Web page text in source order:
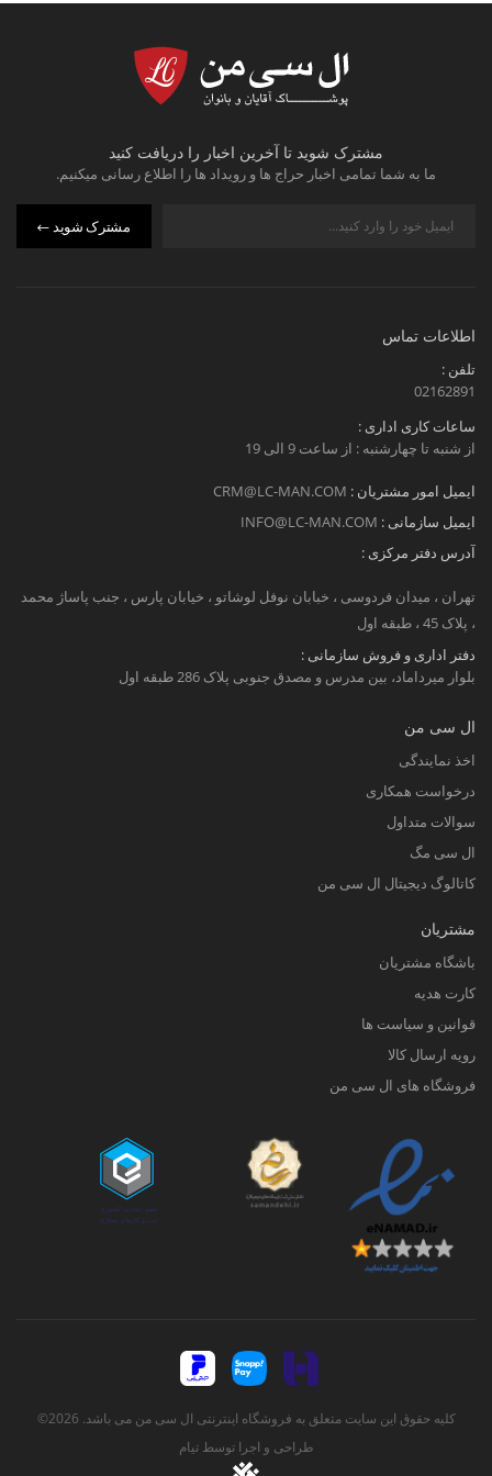
مشترک شوید تا آخرین اخبار را دریافت کنید
ما به شما تمامی اخبار حراج ها و رویداد ها را اطلاع رسانی میکنیم.
مشترک شوید
اطلاعات تماس
تلفن :
02162891
ساعات کاری اداری :
از شنبه تا چهارشنبه : از ساعت 9 الی 19
ایمیل امور مشتریان : CRM@LC-MAN.COM
ایمیل سازمانی : INFO@LC-MAN.COM
آدرس دفتر مرکزی :
تهران ، میدان فردوسی ، خبابان نوفل لوشاتو ، خیابان پارس ، جنب پاساژ محمد
، پلاک 45 ، طبقه اول
دفتر اداری و فروش سازمانی :
بلوار میرداماد، بین مدرس و مصدق جنوبی پلاک 286 طبقه اول
ال سی من
اخذ نمایندگی
درخواست همکاری
سوالات متداول
ال سی مگ
کاتالوگ دیجیتال ال سی من
مشتریان
باشگاه مشتریان
کارت هدیه
قوانین و سیاست ها
رویه ارسال کالا
فروشگاه های ال سی من
کلیه حقوق این سایت متعلق به فروشگاه اینترنتی ال سی من می باشد. 2026©
طراحی و اجرا توسطتیام